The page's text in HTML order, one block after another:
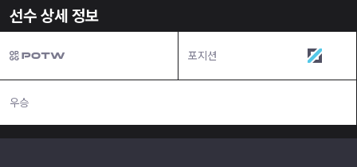
선수 상세 정보
포지션
우승